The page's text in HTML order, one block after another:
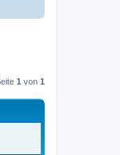
1 von 1